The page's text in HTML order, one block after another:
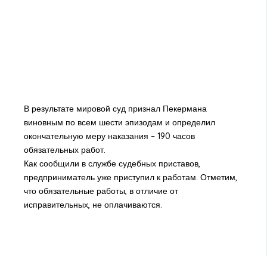
В результате мировой суд признал Пекермана
виновным по всем шести эпизодам и определил
окончательную меру наказания – 190 часов
обязательных работ.
Как сообщили в службе судебных приставов,
предприниматель уже приступил к работам. Отметим,
что обязательные работы, в отличие от
исправительных, не оплачиваются.